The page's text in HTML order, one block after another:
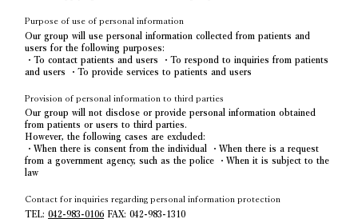
Purpose of use of personal information
Our group will use personal information collected from patients and
users for the following purposes:
・To contact patients and users ・To respond to inquiries from patients
and users ・To provide services to patients and users
Provision of personal information to third parties
Our group will not disclose or provide personal information obtained
from patients or users to third parties.
However, the following cases are excluded:
・When there is consent from the individual ・When there is a request
from a government agency, such as the police ・When it is subject to the
law
Contact for inquiries regarding personal information protection
TEL:042-983-0106 FAX: 042-983-1310